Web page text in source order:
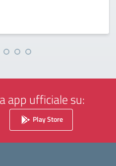
app ufficiale su:
Play Store